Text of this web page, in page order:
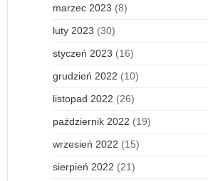
marzec 2023 (8)
luty 2023 (30)
styczeń 2023 (16)
grudzień 2022 (10)
listopad 2022 (26)
październik 2022 (19)
wrzesień 2022 (15)
sierpień 2022 (21)